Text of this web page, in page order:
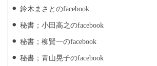
鈴木まさとのfacebook
秘書；小田高之のfacebook
秘書；柳賢一のfacebook
秘書；青山晃子のfacebook